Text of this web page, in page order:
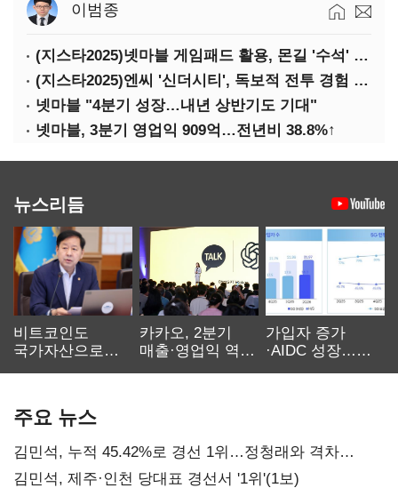
이범종
(지스타2025)넷마블 게임패드 활용, 몬길 '수석' 7대죄 '차석'
(지스타2025)엔씨 '신더시티', 독보적 전투 경험 필요
넷마블 "4분기 성장…내년 상반기도 기대"
넷마블, 3분기 영업익 909억…전년비 38.8%↑
뉴스리듬
비트코인도
국가자산으로…'
카카오, 2분기
매출·영업익 역대
가입자 증가
·AIDC 성장…
주요 뉴스
김민석, 누적 45.42%로 경선 1위…정청래와 격차
0.86%p(2보)
김민석, 제주·인천 당대표 경선서 '1위'(1보)